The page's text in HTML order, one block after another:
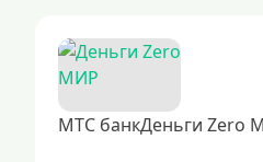
МТС банкДеньги Zero